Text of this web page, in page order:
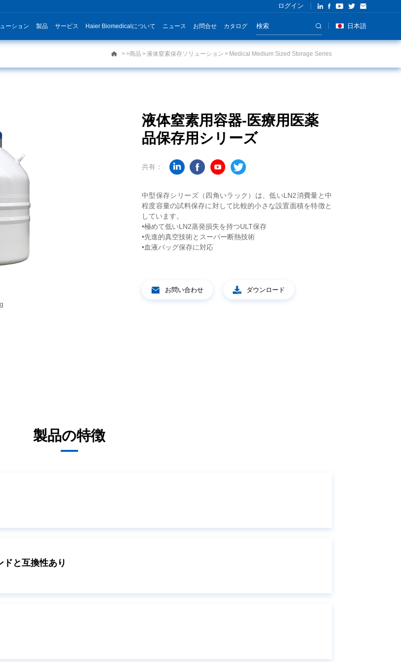
ーション 製品 サービス Haier Biomedicalについて ニュース お問合せ カタログ
ログイン
日本語
>商品 液体窒素保存ソリューション Medical Medium Sized Storage Series
品保存用シリーズ
共有：
しています。
•極めて低いLN2蒸発損失を持つULT保存
•先進的真空技術とスーパー断熱技術
•血液バッグ保存に対応
お問い合わせ ダウンロード
製品の特徴
と互換性あり